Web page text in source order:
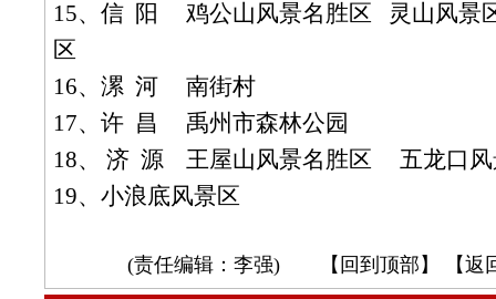
15、信 阳 鸡公山风景名胜区
灵山风景
区
16、漯 河
南街村
17、许 昌
禹州市森林公园
18、 济 源 王屋山风景名胜区
五龙口
19、小浪底风景区
(责任编辑：李强) 【 回到顶部 】 【返